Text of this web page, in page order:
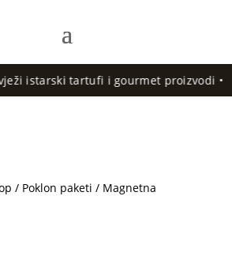
istarski tartufi i gourmet proizvodi •
/ Poklon paketi / Magnetna